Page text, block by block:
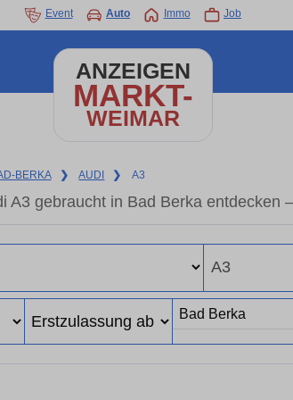
Event Auto Immo Job
ANZEIGEN
MARKT-
WEIMAR
BERKA ❯ AUDI ❯ A3
A3 gebraucht in Bad Berka entdecken